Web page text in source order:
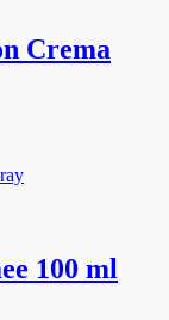
Crema
100 ml